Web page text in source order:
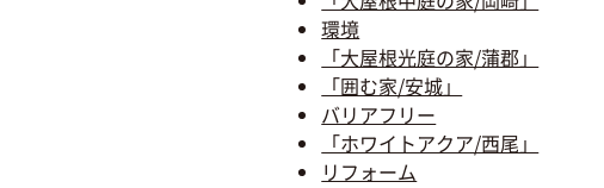
環境
「大屋根光庭の家/蒲郡」
「囲む家/安城」
バリアフリー
「ホワイトアクア/西尾」
リフォーム